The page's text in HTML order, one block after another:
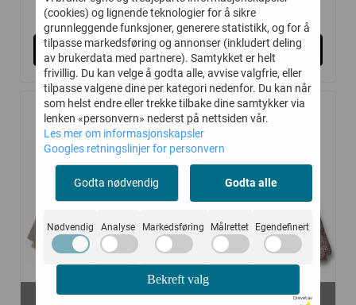
2.349,- 1.644,-
Kjøp
2.079,- 1.455,-
Kjøp
-30%
(cookies) og lignende teknologier for å sikre
grunnleggende funksjoner, generere statistikk, og for å
tilpasse markedsføring og annonser (inkludert deling
av brukerdata med partnere). Samtykket er helt
frivillig. Du kan velge å godta alle, avvise valgfrie, eller
tilpasse valgene dine per kategori nedenfor. Du kan når
som helst endre eller trekke tilbake dine samtykker via
lenken «personvern» nederst på nettsiden vår.
Les mer om informasjonskapsler
Googles retningslinjer for personvern
Godta nødvendig Godta alle
Nødvendig Analyse Markedsføring Målrettet Egendefinert
Bekreft valg
Drevet av